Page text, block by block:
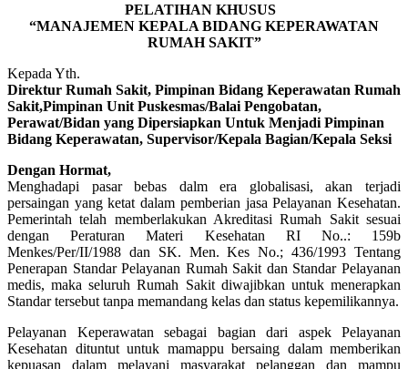
PELATIHAN KHUSUS
“MANAJEMEN KEPALA BIDANG KEPERAWATAN
RUMAH SAKIT”
Kepada Yth.
Direktur Rumah Sakit, Pimpinan Bidang Keperawatan Rumah
Sakit,Pimpinan Unit Puskesmas/Balai Pengobatan,
Perawat/Bidan yang Dipersiapkan Untuk Menjadi Pimpinan
Bidang Keperawatan, Supervisor/Kepala Bagian/Kepala Seksi
Dengan Hormat,
Menghadapi pasar bebas dalm era globalisasi, akan terjadi
persaingan yang ketat dalam pemberian jasa Pelayanan Kesehatan.
Pemerintah telah memberlakukan Akreditasi Rumah Sakit sesuai
dengan Peraturan Materi Kesehatan RI No..: 159b
Menkes/Per/II/1988 dan SK. Men. Kes No.; 436/1993 Tentang
Penerapan Standar Pelayanan Rumah Sakit dan Standar Pelayanan
medis, maka seluruh Rumah Sakit diwajibkan untuk menerapkan
Standar tersebut tanpa memandang kelas dan status kepemilikannya.
Pelayanan Keperawatan sebagai bagian dari aspek Pelayanan
Kesehatan dituntut untuk mamappu bersaing dalam memberikan
kepuasan dalam melayani masyarakat pelanggan dan mampu